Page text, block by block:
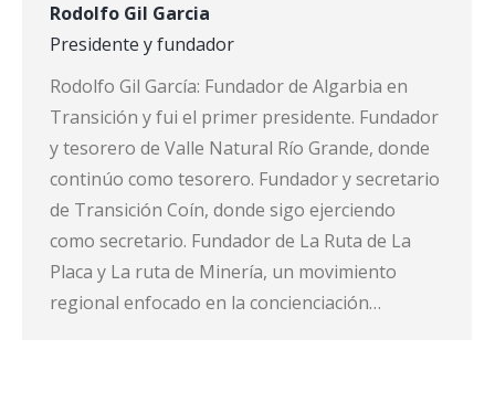
Rodolfo Gil Garcia
Presidente y fundador
Rodolfo Gil García: Fundador de Algarbia en
Transición y fui el primer presidente. Fundador
y tesorero de Valle Natural Río Grande, donde
continúo como tesorero. Fundador y secretario
de Transición Coín, donde sigo ejerciendo
como secretario. Fundador de La Ruta de La
Placa y La ruta de Minería, un movimiento
regional enfocado en la concienciación…